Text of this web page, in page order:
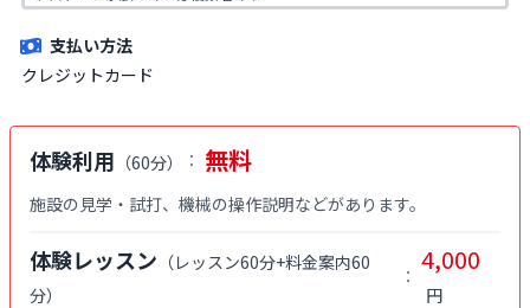
※ご入会時にご家族名の登録をお願いしております。二親等までのご家
支払い方法
クレジットカード
体験利用 （60分） ： 無料
施設の見学・試打、機械の操作説明などがあります。
体験レッスン （レッスン60分+料金案内60
分）
： 4,000
円